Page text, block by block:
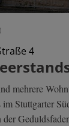
4
mehrere
Stuttgarter
der